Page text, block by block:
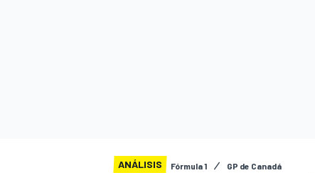
ANÁLISIS Fórmula 1 GP de Canadá